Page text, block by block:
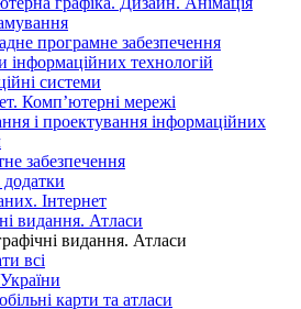
програмне забезпечення
інформаційних технологій
системи
Комп’ютерні мережі
і проектування інформаційних
забезпечення
додатки
Інтернет
видання. Атласи
видання. Атласи
всі
карти та атласи